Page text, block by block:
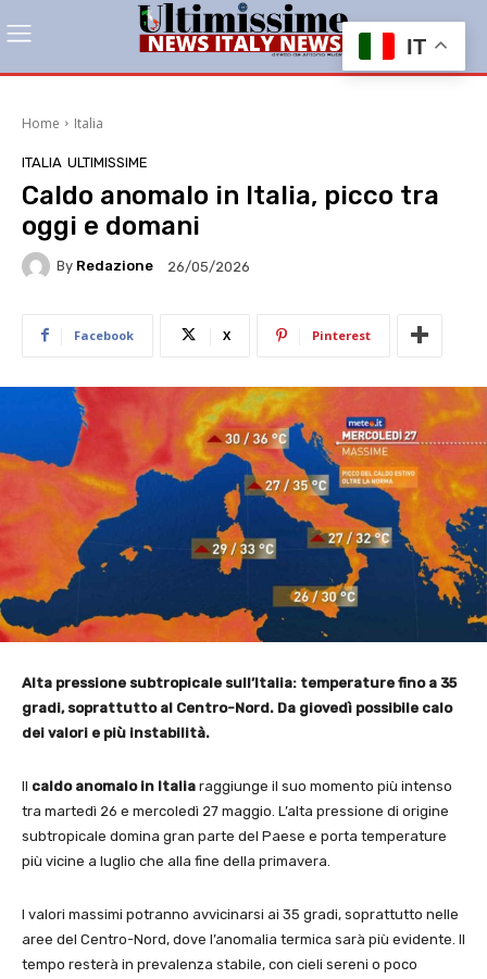
Home Italia
ITALIA ULTIMISSIME
Caldo anomalo in Italia, picco tra
oggi e domani
By Redazione 26/05/2026
Facebook X Pinterest
Alta pressione subtropicale sull’Italia: temperature fino a 35
gradi, soprattutto al Centro-Nord. Da giovedì possibile calo
dei valori e più instabilità.
Il caldo anomalo in Italia raggiunge il suo momento più intenso
tra martedì 26 e mercoledì 27 maggio. L’alta pressione di origine
subtropicale domina gran parte del Paese e porta temperature
più vicine a luglio che alla fine della primavera.
I valori massimi potranno avvicinarsi ai 35 gradi, soprattutto nelle
aree del Centro-Nord, dove l’anomalia termica sarà più evidente. Il
tempo resterà in prevalenza stabile, con cieli sereni o poco
IT